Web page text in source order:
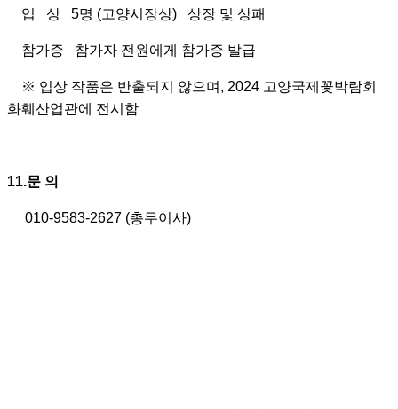
입 상 5명 (고양시장상) 상장 및 상패
참가증 참가자 전원에게 참가증 발급
※ 입상 작품은 반출되지 않으며, 2024 고양국제꽃박람회
화훼산업관에 전시함
11.문 의
010-9583-2627 (총무이사)